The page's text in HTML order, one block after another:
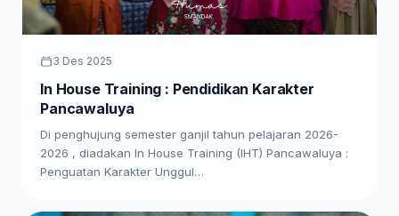
3 Des 2025
In House Training : Pendidikan Karakter
Pancawaluya
Di penghujung semester ganjil tahun pelajaran 2026-
2026 , diadakan In House Training (IHT) Pancawaluya :
Penguatan Karakter Unggul…